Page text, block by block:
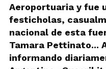
Aeroportuaria y fue
festicholas,
nacional de esta
Tamara Pettinato...
informando